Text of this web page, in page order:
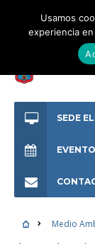
SEDE
Medio
Usamos
experiencia